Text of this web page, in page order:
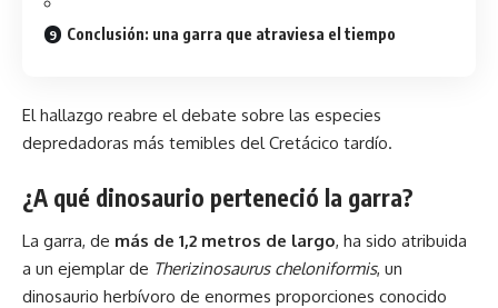
Conclusión: una garra que atraviesa el tiempo
El hallazgo reabre el debate sobre las especies
depredadoras más temibles del Cretácico tardío.
¿A qué dinosaurio perteneció la garra?
La garra, de más de 1,2 metros de largo, ha sido atribuida
a un ejemplar de Therizinosaurus cheloniformis, un
dinosaurio herbívoro de enormes proporciones conocido